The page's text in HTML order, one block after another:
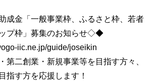
金「一般事業枠、ふるさと枠、若者
プ枠」募集のお知らせ◇◆
iic.ne.jp/guide/joseikin
第二創業・新規事業等を目指す方々、
指す方を応援します！